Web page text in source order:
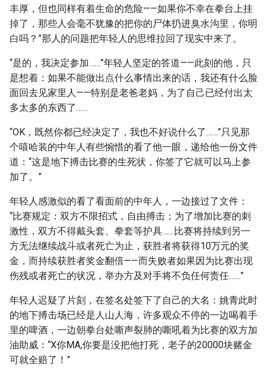
丰厚，但也同样有着生命的危险——如果你不幸在拳台上挂
掉了，那些人会毫不犹豫的把你的尸体扔进臭水沟里，你明
白吗？”那人的问题把年轻人的思维拉回了现实中来了。
“是的，我决定参加……”年轻人坚定的答道——此刻的他，只
是想着：如果不能做出点什么事情出来的话，我还有什么脸
面回去见家里人——特别是老爸老妈，为了自己已经付出太
多太多的东西了……
“OK，既然你都已经决定了，我也不好说什么了……”只见那
个嘻哈装的中年人有些惋惜的看了他一眼，递给他一份文件
道：“这是地下搏击比赛的生死状，你签了它就可以马上参
加了。”
年轻人感激似的看了看面前的中年人，一边接过了文件：
“比赛规定：双方不限招式，自由搏击；为了增加比赛的刺
激性，双方不得戴头套、拳套等护具……比赛将持续到另一
方无法继续战斗或者死亡为止，获胜者将获得10万元的奖
金，而持续获胜者奖金翻倍——而失败者如果因为比赛出现
伤残或者死亡的状况，举办方及对手将不负任何责任……”
年轻人迟疑了片刻，在签名处签下了自己的大名：姚青此时
的地下搏击场已经是人山人海，许多观众不停的一边喝着手
里的啤酒，一边朝拳台处嘶声裂肺的嘶吼着为比赛的双方加
油助威：“X你MA,你要是没把他打死，老子的20000块赌金
可就全赔了！”